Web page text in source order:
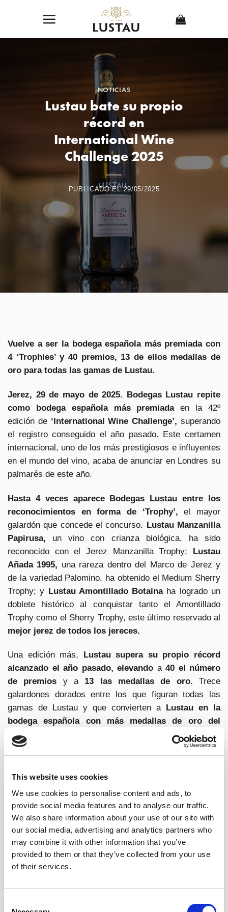
This website uses cookies
We use cookies to personalise content and ads, to
provide social media features and to analyse our traffic.
We also share information about your use of our site with
our social media, advertising and analytics partners who
may combine it with other information that you’ve
provided to them or that they’ve collected from your use
of their services.
NOTICIAS
Lustau bate su propio
récord en
International Wine
Challenge 2025
PUBLICADO EL29/05/2025
Vuelve a ser la bodega española más premiada con
4 ‘Trophies’ y 40 premios, 13 de ellos medallas de
oro para todas las gamas de Lustau.
Jerez, 29 de mayo de 2025. Bodegas Lustau repite
como bodega española más premiadaen la 42º
edición de ‘International Wine Challenge’, superando
el registro conseguido el año pasado. Este certamen
internacional, uno de los más prestigiosos e influyentes
en el mundo del vino, acaba de anunciar en Londres su
palmarés de este año.
Hasta 4 veces aparece Bodegas Lustau entre los
reconocimientos en forma de ‘Trophy’, el mayor
galardón que concede el concurso. Lustau Manzanilla
Papirusa, un vino con crianza biológica, ha sido
reconocido con el Jerez Manzanilla Trophy; Lustau
Añada 1995, una rareza dentro del Marco de Jerez y
de la variedad Palomino, ha obtenido el Medium Sherry
Trophy; y Lustau Amontillado Botainaha logrado un
doblete histórico al conquistar tanto el Amontillado
Trophy como el Sherry Trophy, este último reservado al
mejor jerez de todos los jereces.
Una edición más, Lustau supera su propio récord
alcanzado el año pasado, elevando a 40 el número
de premios y a13 las medallas de oro. Trece
galardones dorados entre los que figuran todas las
gamas de Lustau y que convierten a
Lustau en la
bodega española con más medallas de oro del
certamen.
“Que todas nuestras gamas sean distinguidas con un
oro, refleja el compromiso con la calidad y supone un
día en la bodega”, explica el enólogo y capataz de
Bodegas Lustau, Sergio Martínez, reconocido en seis
ocasiones por IWC como Mejor Enólogo de Vinos
Generosos del Mundo, categoría especial cuyos
nominados para este año se conocerán próximamente.
VORS, considerada la más amplia del Marco de Jerez,
medalla de oro para cinco de sus vinos.